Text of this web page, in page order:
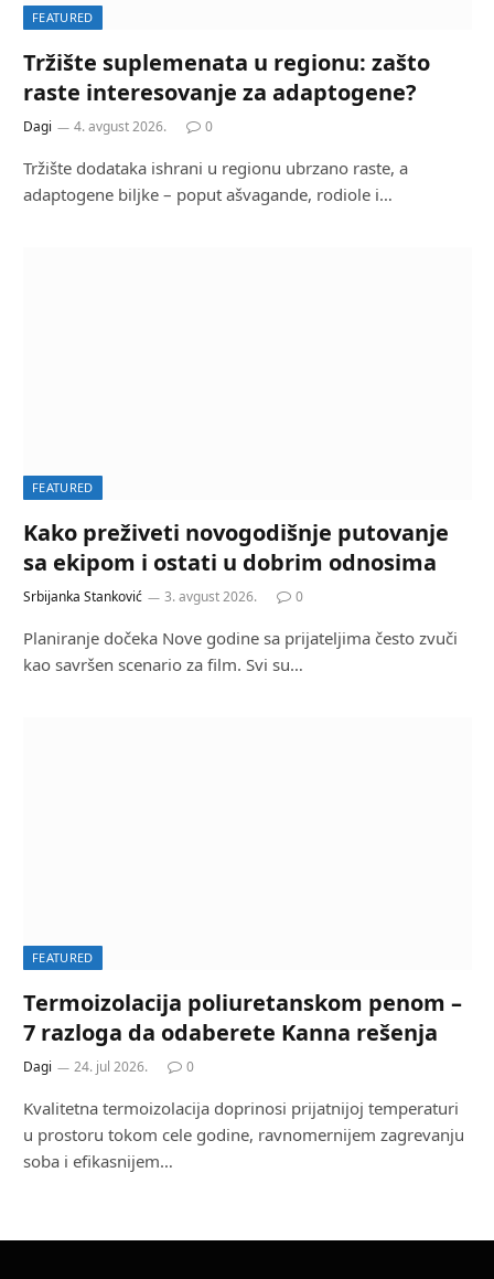
FEATURED
Tržište suplemenata u regionu: zašto
raste interesovanje za adaptogene?
Dagi 4. avgust 2026. 0
Tržište dodataka ishrani u regionu ubrzano raste, a
adaptogene biljke – poput ašvagande, rodiole i…
FEATURED
Kako preživeti novogodišnje putovanje
sa ekipom i ostati u dobrim odnosima
Srbijanka Stanković 3. avgust 2026. 0
Planiranje dočeka Nove godine sa prijateljima često zvuči
kao savršen scenario za film. Svi su…
FEATURED
Termoizolacija poliuretanskom penom –
7 razloga da odaberete Kanna rešenja
Dagi 24. jul 2026. 0
Kvalitetna termoizolacija doprinosi prijatnijoj temperaturi
u prostoru tokom cele godine, ravnomernijem zagrevanju
soba i efikasnijem…